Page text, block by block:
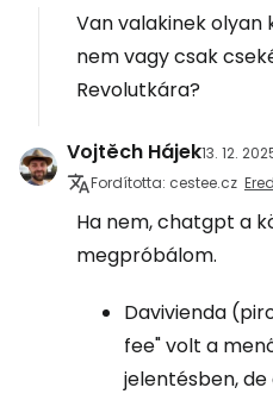
Van valakinek olyan
nem vagy csak
Revolutkára?
Vojtěch Hájek13. 12.
Fordította: cestee.cz
Ha nem, chatgpt a
megpróbálom.
Davivienda
fee" volt a
jelentésben,